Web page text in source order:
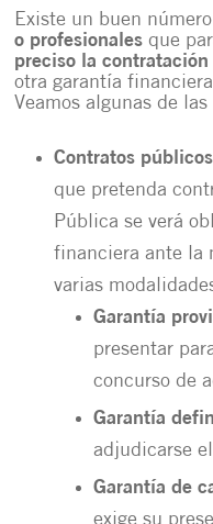
Existe un buen
o profesionales que
preciso la
otra garantía
Veamos algunas de
Contratos públicos
que pretenda
Pública se verá
financiera ante la
varias
Garantía
presentar
concurso de
Garantía
adjudicarse
Garantía de